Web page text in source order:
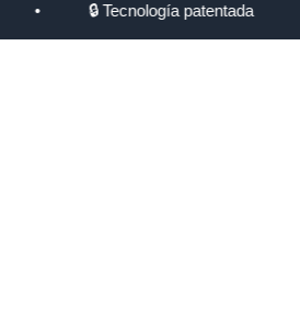
🔒 Tecnología patentada •